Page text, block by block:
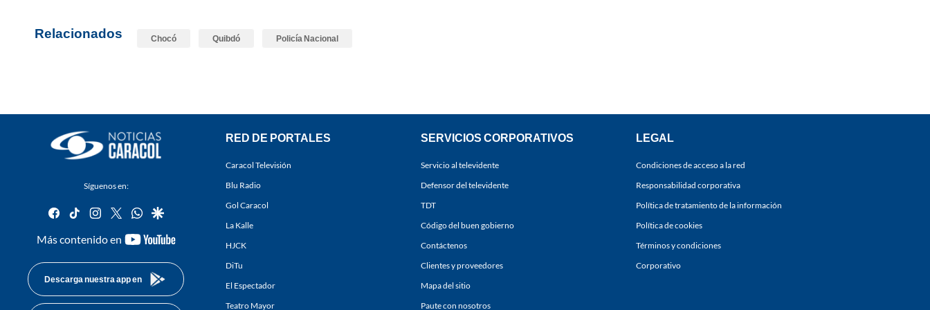
Relacionados Chocó Quibdó Policía Nacional
Síguenos en:
facebook
tiktok instagram
twitterwhatsapp
google
Más contenido en
youtube-
Descarga nuestra app en
RED DE PORTALES
Caracol Televisión
Blu Radio
Gol Caracol
La Kalle
HJCK
DiTu
El Espectador
Teatro Mayor
SERVICIOS CORPORATIVOS
Servicio al televidente
Defensor del televidente
TDT
Código del buen gobierno
Contáctenos
Clientes y proveedores
Mapa del sitio
Paute con nosotros
LEGAL
Condiciones de acceso a la red
Responsabilidad corporativa
Política de tratamiento de la información
Política de cookies
Términos y condiciones
Corporativo